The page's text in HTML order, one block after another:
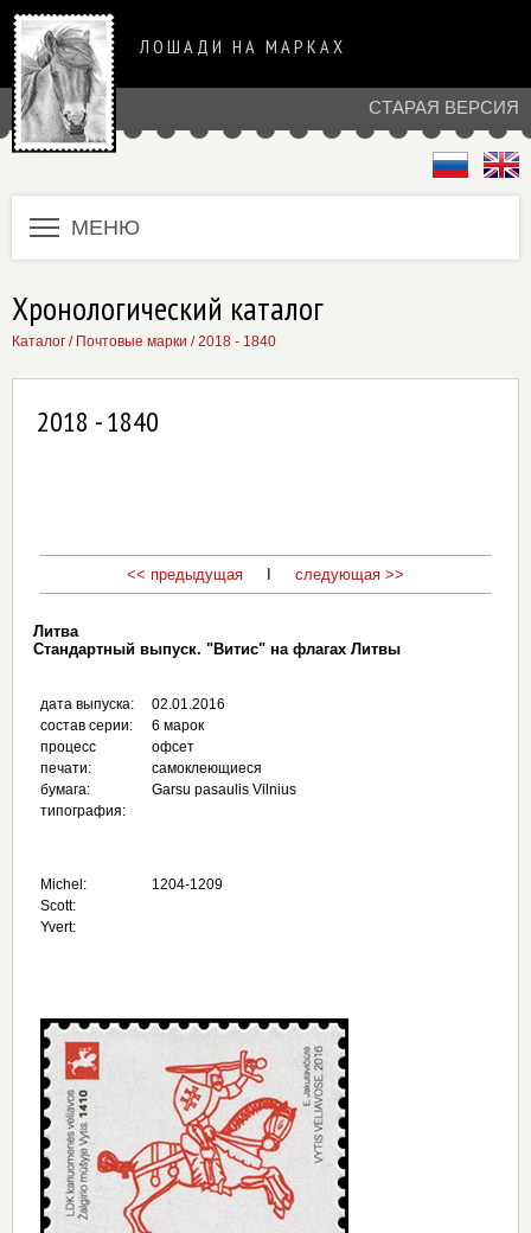
СТАРАЯ ВЕРСИЯ
ЛОШАДИ НА МАРКАХ
МЕНЮ
Хронологический каталог
Каталог / Почтовые марки /2018 - 1840
2018 - 1840
<< предыдущая следующая >>
Литва
Стандартный выпуск. "Витис" на флагах Литвы
дата выпуска:
состав серии:
процесс
печати:
бумага:
типография:
02.01.2016
6 марок
офсет
самоклеющиеся
Garsu pasaulis Vilnius
Michel:
Scott:
Yvert:
1204-1209